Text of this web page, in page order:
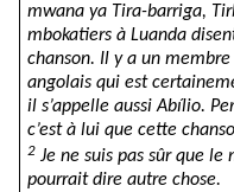
mwana ya Tira-barriga,
mbokatiers à Luanda
chanson. Il y a un
angolais qui est
il s’appelle aussi Abílio.
c’est à lui que cette
2 Je ne suis pas sûr que le
pourrait dire autre chose.